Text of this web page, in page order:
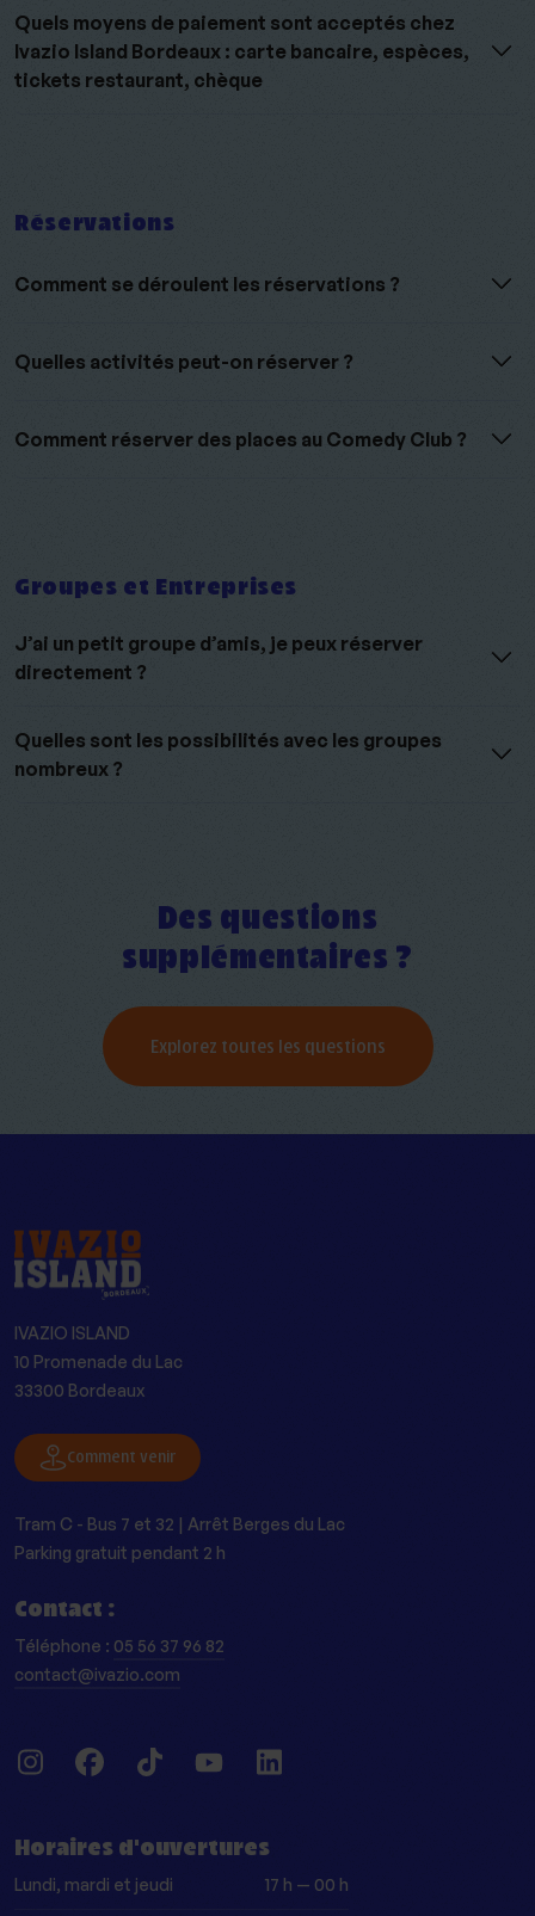
Quels moyens de paiement sont acceptés chez
Ivazio Island Bordeaux : carte bancaire, espèces,
tickets restaurant, chèque
Réservations
Comment se déroulent les réservations ?
Quelles activités peut-on réserver ?
Comment réserver des places au Comedy Club ?
Groupes et Entreprises
J’ai un petit groupe d’amis, je peux réserver
directement ?
Quelles sont les possibilités avec les groupes
nombreux ?
Des questions
supplémentaires ?
Explorez toutes les questions
IVAZIO ISLAND
10 Promenade du Lac
33300 Bordeaux
Comment venir
Tram C - Bus 7 et 32 | Arrêt Berges du Lac
Parking gratuit pendant 2 h
Contact :
Téléphone : 05 56 37 96 82
contact@ivazio.com
Horaires d'ouvertures
Lundi, mardi et jeudi 17 h — 00 h